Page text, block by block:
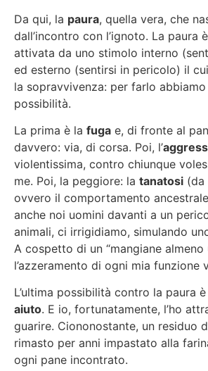
Da qui, la paura, quella vera, che
dall’incontro con l’ignoto. La paura
attivata da uno stimolo interno
ed esterno (sentirsi in pericolo) il
la sopravvivenza: per farlo abbiamo
possibilità.
La prima è la fuga e, di fronte al
davvero: via, di corsa. Poi, l’
violentissima, contro chiunque
me. Poi, la peggiore: la tanatosi (da
ovvero il comportamento
anche noi uomini davanti a un
animali, ci irrigidiamo, simulando
A cospetto di un “mangiane almeno
l’azzeramento di ogni mia funzione
L’ultima possibilità contro la paura è
aiuto. E io, fortunatamente, l’ho
guarire. Ciononostante, un residuo
rimasto per anni impastato alla
ogni pane incontrato.